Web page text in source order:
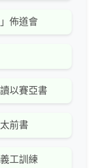
佈道會
以賽亞書
前書
工訓練